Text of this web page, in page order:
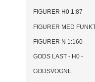
FIGURER H0 1:87
FIGURER MED
FIGURER N 1:160
GODS LAST - H0 -
GODSVOGNE